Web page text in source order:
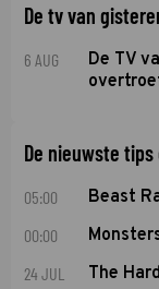
De tv van
6 AUG
De TV
De nieuwste
05:00 Beast
00:00
24 JUL The